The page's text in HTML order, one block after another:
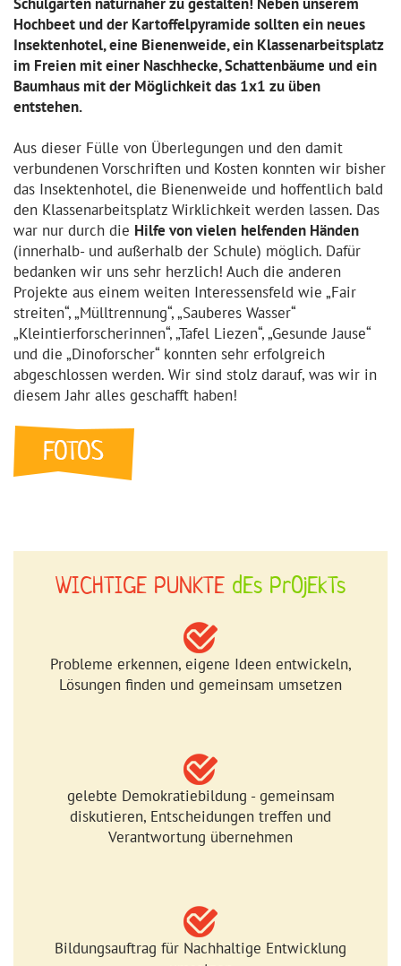
Hochbeet und der Kartoffelpyramide sollten ein neues
Insektenhotel, eine Bienenweide, ein Klassenarbeitsplatz
im Freien mit einer Naschhecke, Schattenbäume und ein
Baumhaus mit der Möglichkeit das 1x1 zu üben
entstehen.
Aus dieser Fülle von Überlegungen und den damit
verbundenen Vorschriften und Kosten konnten wir bisher
das Insektenhotel, die Bienenweide und hoffentlich bald
den Klassenarbeitsplatz Wirklichkeit werden lassen. Das
war nur durch die Hilfe von vielen helfenden Händen
(innerhalb- und außerhalb der Schule) möglich. Dafür
bedanken wir uns sehr herzlich! Auch die anderen
Projekte aus einem weiten Interessensfeld wie „Fair
streiten“, „Mülltrennung“, „Sauberes Wasser“
„Kleintierforscherinnen“, „Tafel Liezen“, „Gesunde Jause“
und die „Dinoforscher“ konnten sehr erfolgreich
abgeschlossen werden. Wir sind stolz darauf, was wir in
diesem Jahr alles geschafft haben!
WICHTIGE PUNKTE dEs PrOjEkTs
Probleme erkennen, eigene Ideen entwickeln,
Lösungen finden und gemeinsam umsetzen
gelebte Demokratiebildung - gemeinsam
diskutieren, Entscheidungen treffen und
Verantwortung übernehmen
Bildungsauftrag für Nachhaltige Entwicklung